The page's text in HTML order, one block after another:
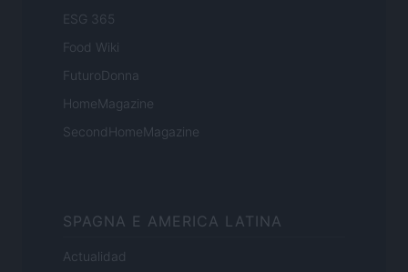
ESG 365
Food Wiki
FuturoDonna
HomeMagazine
SecondHomeMagazine
SPAGNA E AMERICA LATINA
Actualidad